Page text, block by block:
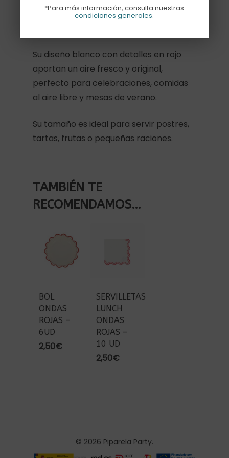
bonito pack de 6 platos postre rayas
Su diseño blanco con detalles en rojo
aportan un aire fresco y original,
perfecto para celebraciones, comidas
al aire libre y mesas de verano.
Su tamaño es ideal para servir postres,
tartas, frutas o pequeñas raciones.
TAMBIÉN TE
RECOMENDAMOS…
BOL
ONDAS
ROJAS –
6UD
2,50€
SERVILLETAS
LUNCH
ONDAS
ROJAS –
10 UD
2,50€
© 2026 Piparela Party.
*Para más información, consulta nuestras
condiciones generales.